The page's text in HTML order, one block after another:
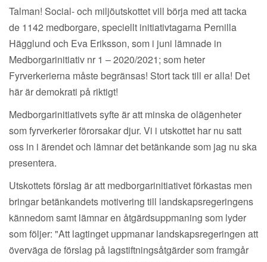
Talman! Social- och miljöutskottet vill börja med att tacka
de 1142 medborgare, speciellt initiativtagarna Pernilla
Hägglund och Eva Eriksson, som i juni lämnade in
Medborgarinitiativ nr 1 – 2020/2021; som heter
Fyrverkerierna måste begränsas! Stort tack till er alla! Det
här är demokrati på riktigt!
Medborgarinitiativets syfte är att minska de olägenheter
som fyrverkerier förorsakar djur. Vi i utskottet har nu satt
oss in i ärendet och lämnar det betänkande som jag nu ska
presentera.
Utskottets förslag är att medborgarinitiativet förkastas men
bringar betänkandets motivering till landskapsregeringens
kännedom samt lämnar en åtgärdsuppmaning som lyder
som följer: "Att lagtinget uppmanar landskapsregeringen att
överväga de förslag på lagstiftningsåtgärder som framgår